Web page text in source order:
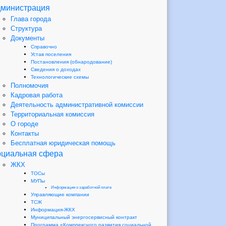
Глава города
Структура
Документы
Справочно
Устав поселения
Постановления (обнародование)
Сведения о доходах
Технологические схемы
Полномочия
Кадровая работа
Деятельность административной комиссии
Территориальная комиссия
О городе
Контакты
Бесплатная юридическая помощь
сфера
ЖКХ
ТОСы
МУПы
Информация о заработной плате
Управляющие компании
ТСЖ
Информация-ЖКХ
Муниципальный энергосервисный контракт
Программа «Комплексного развития социальной